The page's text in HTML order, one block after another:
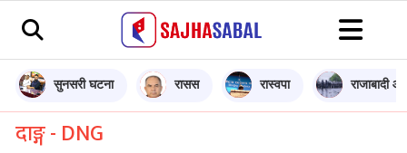
सुनसरी घटना रासस रास्वपा राजाबादी
दाङ्ग - DNG